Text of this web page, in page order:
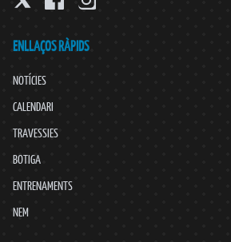
ENLLAÇOS RÀPIDS
NOTÍCIES
CALENDARI
TRAVESSIES
BOTIGA
ENTRENAMENTS
NEM